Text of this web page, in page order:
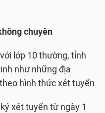
chuyên
lớp 10 thường, tỉnh
như những địa
hình thức xét tuyển.
xét tuyển từ ngày 1